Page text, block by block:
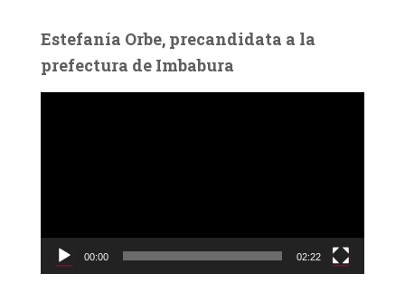
Estefanía Orbe, precandidata a la
prefectura de Imbabura
c
00:00 02:22